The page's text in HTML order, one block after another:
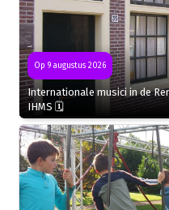
Op 9 augustus 2026
Internationale musici in de
IHMS 🗓